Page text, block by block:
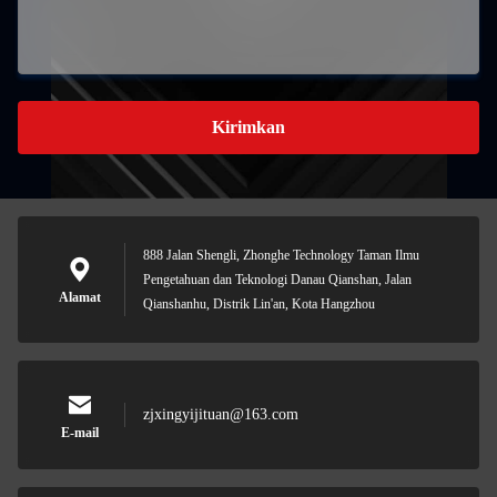
Kirimkan
Alamat
888 Jalan Shengli, Zhonghe Technology Taman Ilmu
Pengetahuan dan Teknologi Danau Qianshan, Jalan
Qianshanhu, Distrik Lin'an, Kota Hangzhou
E-mail
zjxingyijituan@163.com